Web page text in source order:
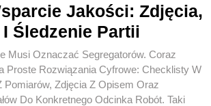
Jakości: Zdjęcia,
Śledzenie Partii
Musi Oznaczać Segregatorów. Coraz
Proste Rozwiązania Cyfrowe: Checklisty W
Pomiarów, Zdjęcia Z Opisem Oraz
Do Konkretnego Odcinka Robót. Taki